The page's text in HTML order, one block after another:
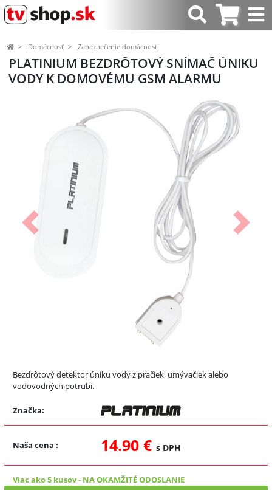
Domácnosť Zabezpečenie domácnosti
PLATINIUM BEZDRÔTOVÝ SNÍMAČ ÚNIKU
VODY K DOMOVÉMU GSM ALARMU
Predchádzajúci Ďalší
Bezdrôtový detektor úniku vody z pračiek, umývačiek alebo
vodovodných potrubí.
Značka:
Naša cena : 14.90 € s DPH
Viac ako 5 kusov- NA OKAMŽITÉ ODOSLANIE